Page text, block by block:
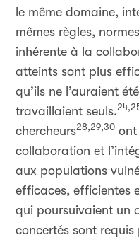
le même domaine,
mêmes règles,
inhérente à la
atteints sont plus
qu’ils ne l’auraient
travaillaient seuls.
chercheurs28,29,30 ont
collaboration et
aux populations
efficaces, efficientes
qui poursuivaient un
concertés sont